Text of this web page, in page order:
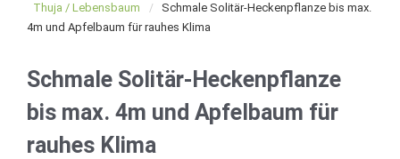
Thuja / Lebensbaum
Schmale Solitär-Heckenpflanze bis max.
4m und Apfelbaum für rauhes Klima
Schmale Solitär-Heckenpflanze
bis max. 4m und Apfelbaum für
rauhes Klima